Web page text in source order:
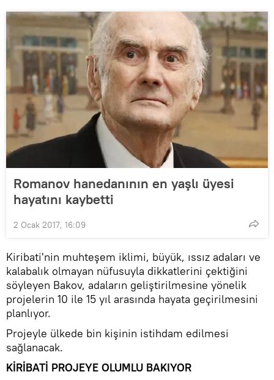
Romanov hanedanının en yaşlı üyesi
hayatını kaybetti
2 Ocak 2017, 16:09
Kiribati'nin muhteşem iklimi, büyük, ıssız adaları ve
kalabalık olmayan nüfusuyla dikkatlerini çektiğini
söyleyen Bakov, adaların geliştirilmesine yönelik
projelerin 10 ile 15 yıl arasında hayata geçirilmesini
planlıyor.
Projeyle ülkede bin kişinin istihdam edilmesi
sağlanacak.
KİRİBATİ PROJEYE OLUMLU BAKIYOR